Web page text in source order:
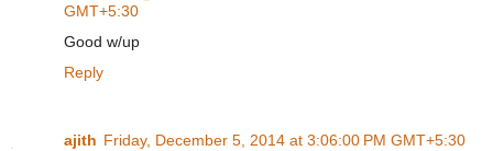
GMT+5:30
Good w/up
Reply
ajith Friday, December 5, 2014 at 3:06:00 PM GMT+5:30